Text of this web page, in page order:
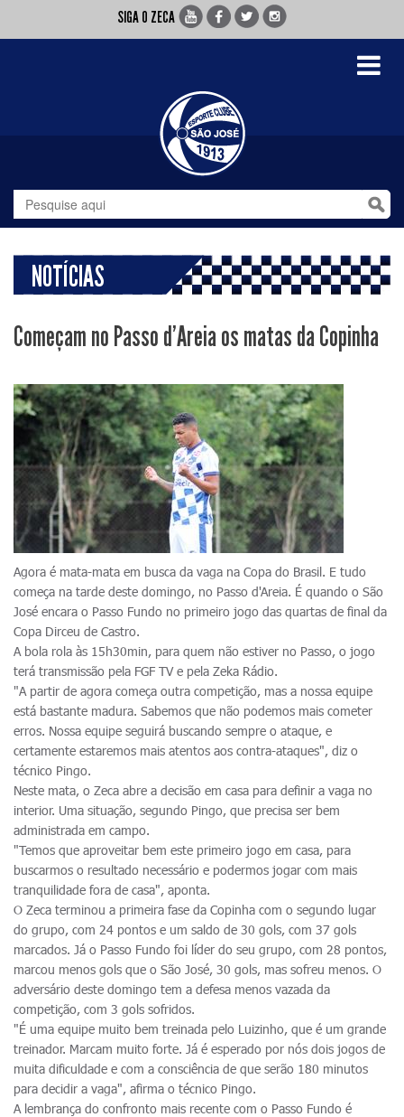
SIGA O ZECA
Toggle
NOTÍCIAS
Começam no Passo d'Areia os matas da Copinha
Agora é mata-mata em busca da vaga na Copa do Brasil. E tudo
começa na tarde deste domingo, no Passo d'Areia. É quando o São
José encara o Passo Fundo no primeiro jogo das quartas de final da
Copa Dirceu de Castro.
A bola rola às 15h30min, para quem não estiver no Passo, o jogo
terá transmissão pela FGF TV e pela Zeka Rádio.
"A partir de agora começa outra competição, mas a nossa equipe
está bastante madura. Sabemos que não podemos mais cometer
erros. Nossa equipe seguirá buscando sempre o ataque, e
certamente estaremos mais atentos aos contra-ataques", diz o
técnico Pingo.
Neste mata, o Zeca abre a decisão em casa para definir a vaga no
interior. Uma situação, segundo Pingo, que precisa ser bem
administrada em campo.
"Temos que aproveitar bem este primeiro jogo em casa, para
buscarmos o resultado necessário e podermos jogar com mais
tranquilidade fora de casa", aponta.
O Zeca terminou a primeira fase da Copinha com o segundo lugar
do grupo, com 24 pontos e um saldo de 30 gols, com 37 gols
marcados. Já o Passo Fundo foi líder do seu grupo, com 28 pontos,
marcou menos gols que o São José, 30 gols, mas sofreu menos. O
adversário deste domingo tem a defesa menos vazada da
competição, com 3 gols sofridos.
"É uma equipe muito bem treinada pelo Luizinho, que é um grande
treinador. Marcam muito forte. Já é esperado por nós dois jogos de
muita dificuldade e com a consciência de que serão 180 minutos
para decidir a vaga", afirma o técnico Pingo.
A lembrança do confronto mais recente com o Passo Fundo é